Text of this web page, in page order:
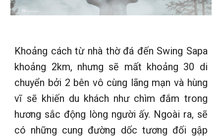
Khoảng cách từ nhà thờ đá đến Swing Sapa
khoảng 2km, nhưng sẽ mất khoảng 30 di
chuyển bởi 2 bên vô cùng lãng mạn và hùng
vĩ sẽ khiến du khách như chìm đắm trong
hương sắc động lòng người ấy. Ngoài ra, sẽ
có những cung đường dốc tương đối gập